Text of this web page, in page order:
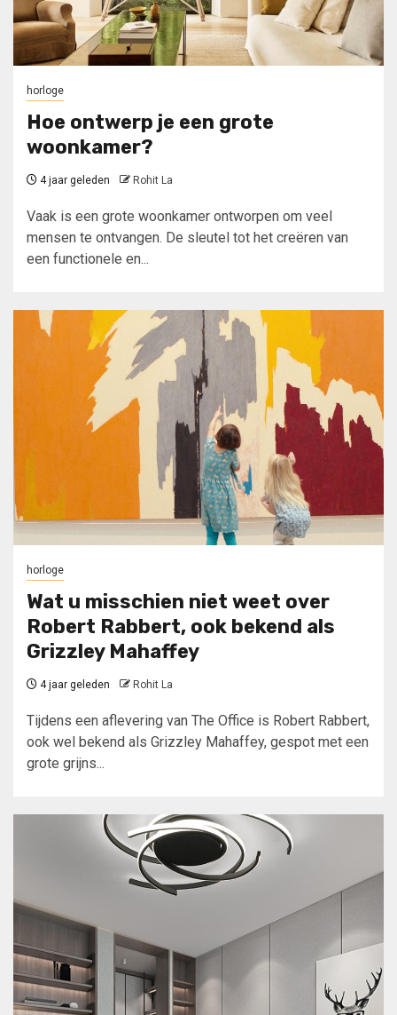
horloge
Hoe ontwerp je een grote
woonkamer?
4 jaar geleden Rohit La
Vaak is een grote woonkamer ontworpen om veel
mensen te ontvangen. De sleutel tot het creëren van
een functionele en...
horloge
Wat u misschien niet weet over
Robert Rabbert, ook bekend als
Grizzley Mahaffey
4 jaar geleden Rohit La
Tijdens een aflevering van The Office is Robert Rabbert,
ook wel bekend als Grizzley Mahaffey, gespot met een
grote grijns...